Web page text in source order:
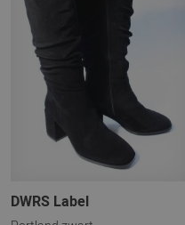
DWRS Label